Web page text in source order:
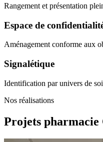
Rangement et présentation
Espace de
Aménagement conforme aux
Signalétique
Identification par univers de
Nos réalisations
Projets pharmacie